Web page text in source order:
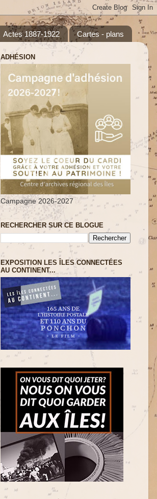
Actes 1887-1922 Cartes - plans
ADHÉSION
Campagne 2026-2027
RECHERCHER SUR CE BLOGUE
EXPOSITION LES ÎLES CONNECTÉES
AU CONTINENT...